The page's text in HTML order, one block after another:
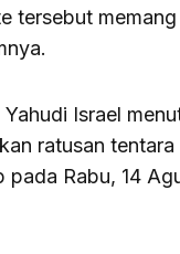
tersebut
Israel
ratusan
pada Rabu, 14